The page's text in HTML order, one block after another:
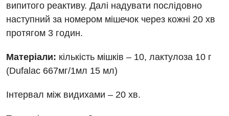
Безоплатні послуги
Вакцинація
Гематологія
Дерматовенерологія
випитого реактиву. Далі надувати послідовно
наступний за номером мішечок через кожні 20 хв
протягом 3 годин.
Матеріали: кількість мішків – 10, лактулоза 10 г
(Dufalac 667мг/1мл 15 мл)
Інтервал між видихами – 20 хв.